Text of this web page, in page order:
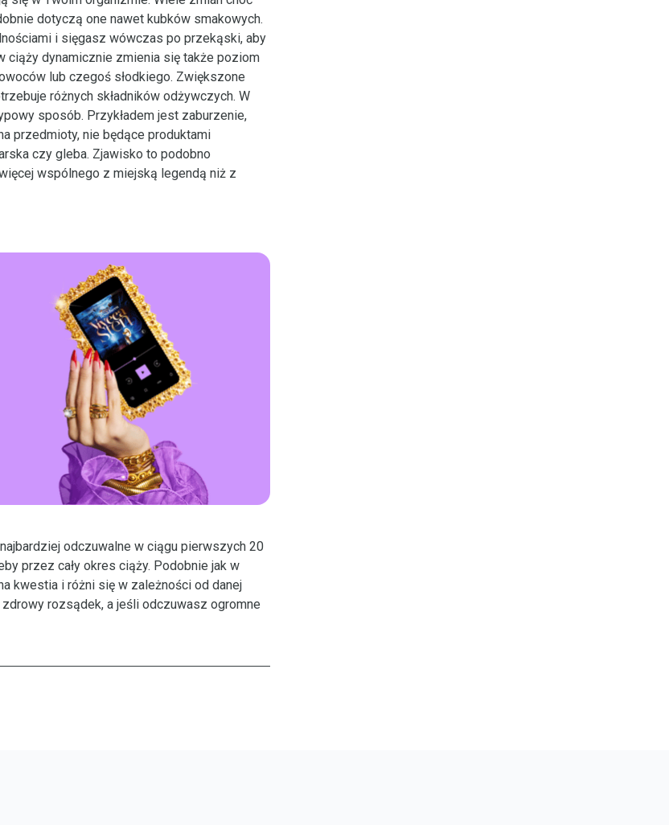
dotyczą one nawet kubków smakowych.
i sięgasz wówczas po przekąski, aby
ciąży dynamicznie zmienia się także poziom
lub czegoś słodkiego. Zwiększone
różnych składników odżywczych. W
sposób. Przykładem jest zaburzenie,
przedmioty, nie będące produktami
czy gleba. Zjawisko to podobno
wspólnego z miejską legendą niż z
odczuwalne w ciągu pierwszych 20
przez cały okres ciąży. Podobnie jak w
kwestia i różni się w zależności od danej
rozsądek, a jeśli odczuwasz ogromne